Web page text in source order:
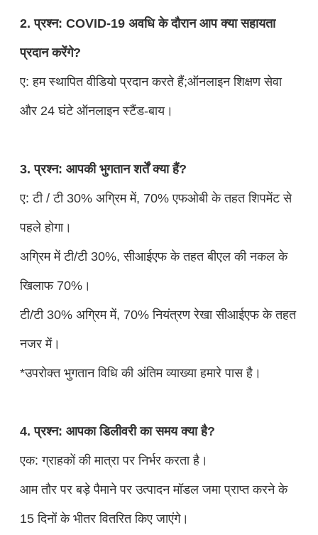
2. प्रश्न: COVID-19 अवधि के दौरान आप क्या सहायता
प्रदान करेंगे?
ए: हम स्थापित वीडियो प्रदान करते हैं;ऑनलाइन शिक्षण सेवा
और 24 घंटे ऑनलाइन स्टैंड-बाय।
3. प्रश्न: आपकी भुगतान शर्तें क्या हैं?
ए: टी / टी 30% अग्रिम में, 70% एफओबी के तहत शिपमेंट से
पहले होगा।
अग्रिम में टी/टी 30%, सीआईएफ के तहत बीएल की नकल के
खिलाफ 70%।
टी/टी 30% अग्रिम में, 70% नियंत्रण रेखा सीआईएफ के तहत
नजर में।
*उपरोक्त भुगतान विधि की अंतिम व्याख्या हमारे पास है।
4. प्रश्न: आपका डिलीवरी का समय क्या है?
एक: ग्राहकों की मात्रा पर निर्भर करता है।
आम तौर पर बड़े पैमाने पर उत्पादन मॉडल जमा प्राप्त करने के
15 दिनों के भीतर वितरित किए जाएंगे।